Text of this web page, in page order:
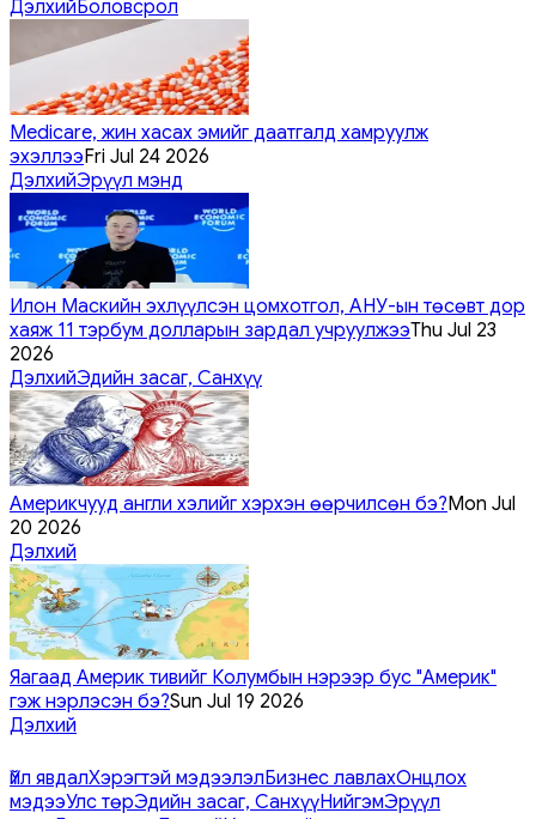
ДэлхийБоловсрол
Medicare, жин хасах эмийг даатгалд хамруулж
эхэллээFri Jul 24 2026
ДэлхийЭрүүл мэнд
Илон Маскийн эхлүүлсэн цомхотгол, АНУ-ын төсөвт дор
хаяж 11 тэрбум долларын зардал учруулжээThu Jul 23
2026
ДэлхийЭдийн засаг, Санхүү
Америкчууд англи хэлийг хэрхэн өөрчилсөн бэ?Mon Jul
20 2026
Дэлхий
Яагаад Америк тивийг Колумбын нэрээр бус "Америк"
гэж нэрлэсэн бэ?Sun Jul 19 2026
Дэлхий
Үйл явдалХэрэгтэй мэдээлэлБизнес лавлахОнцлох
мэдээУлс төрЭдийн засаг, СанхүүНийгэмЭрүүл